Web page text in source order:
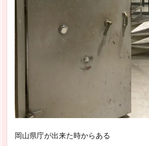
岡山県庁が出来た時からある